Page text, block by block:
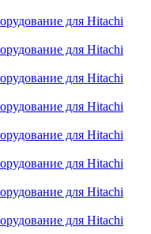
для Hitachi
для Hitachi
для Hitachi
для Hitachi
для Hitachi
для Hitachi
для Hitachi
для Hitachi